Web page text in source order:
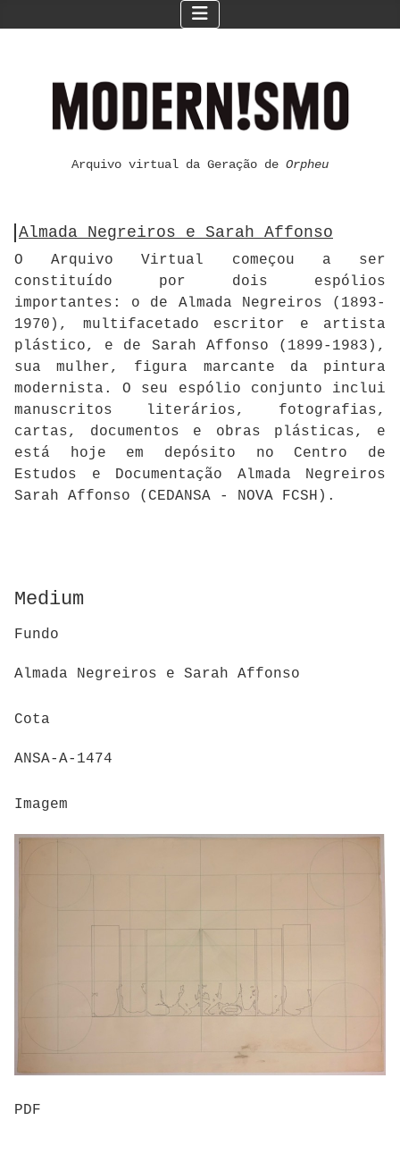
Arquivo virtual da Geração de Orpheu
Almada Negreiros e Sarah Affonso
O Arquivo Virtual começou a ser
constituído por dois espólios
importantes: o de Almada Negreiros (1893-
1970), multifacetado escritor e artista
plástico, e de Sarah Affonso (1899-1983),
sua mulher, figura marcante da pintura
modernista. O seu espólio conjunto inclui
manuscritos literários, fotografias,
cartas, documentos e obras plásticas, e
está hoje em depósito no Centro de
Estudos e Documentação Almada Negreiros
Sarah Affonso (CEDANSA - NOVA FCSH).
Medium
Fundo
Almada Negreiros e Sarah Affonso
Cota
ANSA-A-1474
Imagem
PDF